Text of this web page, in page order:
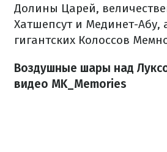
Долины Царей,
Хатшепсут и Мединет-Абу,
гигантских Колоссов
Воздушные шары над
видео MK_Memories